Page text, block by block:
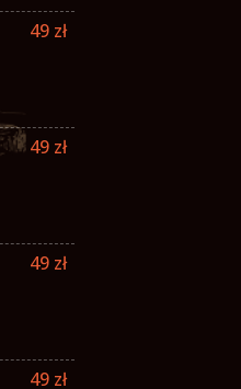
49 zł
49 zł
49 zł
49 zł